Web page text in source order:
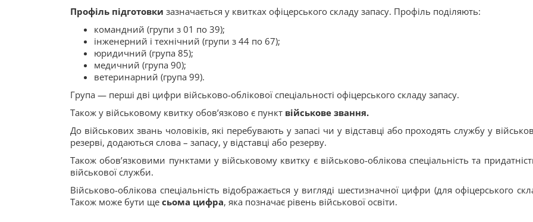
Профіль підготовки зазначається у квитках офіцерського складу запасу. Профіль поділяють:
командний (групи з 01 по 39);
інженерний і технічний (групи з 44 по 67);
юридичний (група 85);
медичний (група 90);
ветеринарний (група 99).
Група — перші дві цифри військово-облікової спеціальності офіцерського складу запасу.
Також у військовому квитку обов’язково є пункт військове звання.
До військових звань чоловіків, які перебувають у запасі чи у відставці або проходять службу у
резерві, додаються слова – запасу, у відставці або резерву.
Також обов’язковими пунктами у військовому квитку є військово-облікова спеціальність та
військової служби.
Військово-облікова спеціальність відображається у вигляді шестизначної цифри (для офіцерського
Також може бути ще сьома цифра, яка позначає рівень військової освіти.